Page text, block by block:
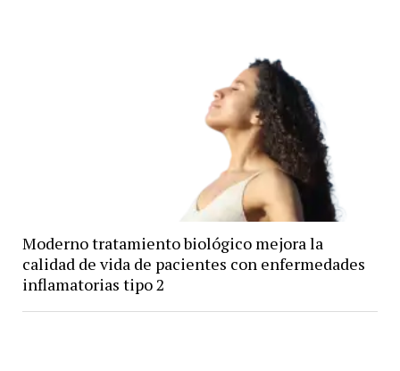
Moderno tratamiento biológico mejora la
calidad de vida de pacientes con enfermedades
inflamatorias tipo 2